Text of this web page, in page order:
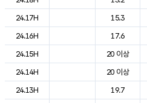
24.17H
15.3
24.16H
17.6
24.15H
20 이상
24.14H
20 이상
24.13H
19.7